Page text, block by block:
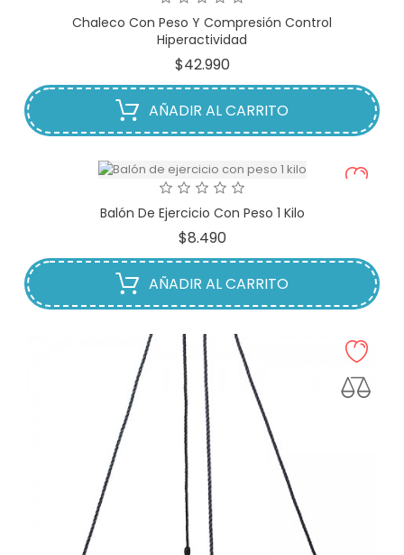
Chaleco Con Peso Y Compresión Control
Hiperactividad
$42.990Precio
AÑADIR AL CARRITO
Balón De Ejercicio Con Peso 1 Kilo
$8.490Precio
AÑADIR AL CARRITO